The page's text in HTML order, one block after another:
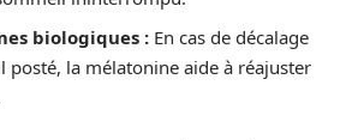
biologiques : En cas de décalage
posté, la mélatonine aide à réajuster